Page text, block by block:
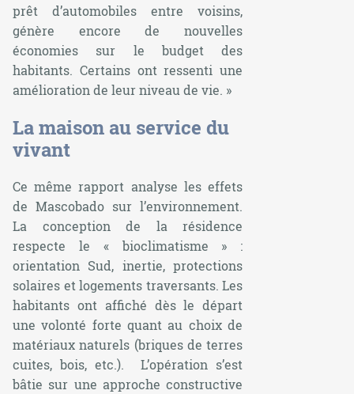
prêt d’automobiles entre voisins,
génère encore de nouvelles
économies sur le budget des
habitants. Certains ont ressenti une
amélioration de leur niveau de vie. »
La maison au service du
vivant
Ce même rapport analyse les effets
de Mascobado sur l’environnement.
La conception de la résidence
respecte le « bioclimatisme » :
orientation Sud, inertie, protections
solaires et logements traversants. Les
habitants ont affiché dès le départ
une volonté forte quant au choix de
matériaux naturels (briques de terres
cuites, bois, etc.). L’opération s’est
bâtie sur une approche constructive